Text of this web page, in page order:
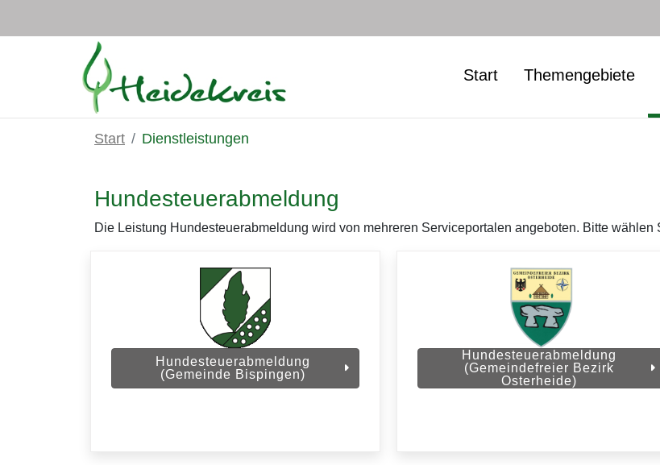
Start Themengebiete
Start Dienstleistungen
Hundesteuerabmeldung
Die Leistung Hundesteuerabmeldung wird von mehreren Serviceportalen angeboten. Bitte wählen
Hundesteuerabmeldung
(Gemeinde Bispingen)
Hundesteuerabmeldung
(Gemeindefreier Bezirk
Osterheide)